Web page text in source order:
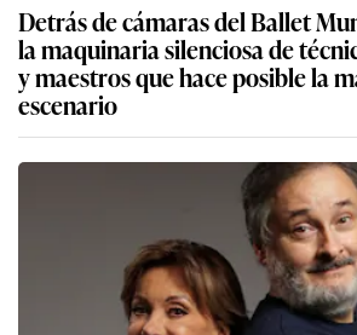
Detrás de cámaras del Ballet
la maquinaria silenciosa de
y maestros que hace posible la
escenario